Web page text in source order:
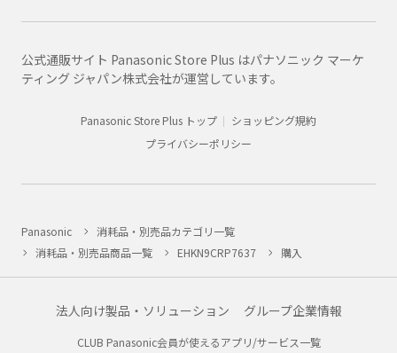
公式通販サイト Panasonic Store Plus はパナソニック マーケ
ティング ジャパン株式会社が運営しています。
Panasonic Store Plus トップ
ショッピング規約
プライバシーポリシー
Panasonic
消耗品・別売品カテゴリ一覧
消耗品・別売品商品一覧
EHKN9CRP7637 購入
法人向け製品・ソリューション グループ企業情報
CLUB Panasonic会員が使えるアプリ/サービス一覧